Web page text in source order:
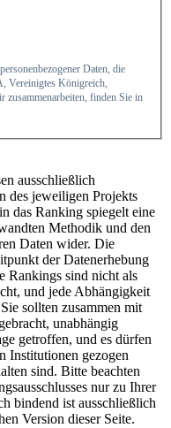
Daten, die
Vereinigtes Königreich,
zusammenarbeiten, finden Sie in
ausschließlich
des jeweiligen Projekts
das Ranking spiegelt eine
Methodik und den
Daten wider. Die
der Datenerhebung
Rankings sind nicht als
und jede Abhängigkeit
sollten zusammen mit
unabhängig
getroffen, und es dürfen
Institutionen gezogen
sind. Bitte beachten
nur zu Ihrer
bindend ist ausschließlich
Version dieser Seite.